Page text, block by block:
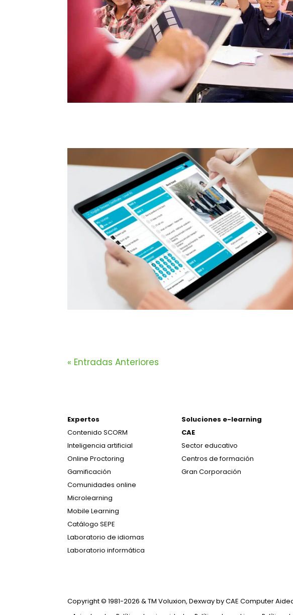
« Entradas Anteriores
Expertos
Contenido SCORM
Inteligencia artificial
Online Proctoring
Gamificación
Comunidades online
Microlearning
Mobile Learning
Catálogo SEPE
Laboratorio de idiomas
Laboratorio informática
Soluciones e-learning
CAE
Sector educativo
Centros de formación
Gran Corporación
Copyright © 1981-2026 & TM Voluxion, Dexway by CAE Computer